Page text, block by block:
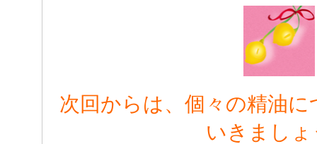
次回からは、個々の精油
いきましょ